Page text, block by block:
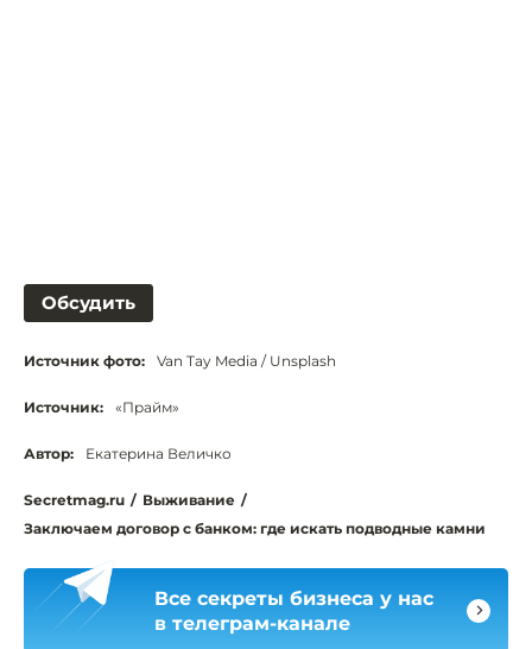
Обсудить
Источник фото: Van Tay Media / Unsplash
Источник: «Прайм»
Автор: Екатерина Величко
Secretmag.ru / Выживание /
Заключаем договор с банком: где искать подводные камни
Все секреты бизнеса у нас
в телеграм-канале